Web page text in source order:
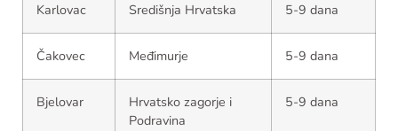
Karlovac Središnja Hrvatska 5-9 dana
Čakovec Međimurje 5-9 dana
Bjelovar
Hrvatsko zagorje i
Podravina
5-9 dana